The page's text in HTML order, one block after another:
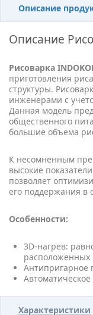
Описание
Описание
Рисоварка
приготовления
структуры.
инженерами с
Данная модель
общественного
большие объема
К несомненным
высокие показатели
позволяет
его поддержания в
Особенности:
3D-нагрев:
расположенных
Характеристики